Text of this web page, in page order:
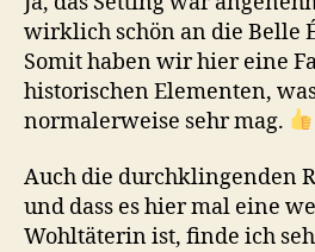
wirklich schön an die Belle
Somit haben wir hier eine
historischen Elementen,
normalerweise sehr mag.
Auch die durchklingenden
und dass es hier mal eine
Wohltäterin ist, finde ich